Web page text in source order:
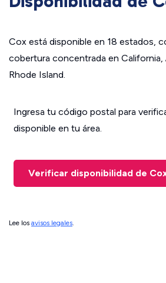
Cox está disponible en 18 estados,
cobertura concentrada en California,
Rhode Island.
Ingresa tu código postal para
disponible en tu área.
Verificar disponibilidad de
Lee los avisos legales.